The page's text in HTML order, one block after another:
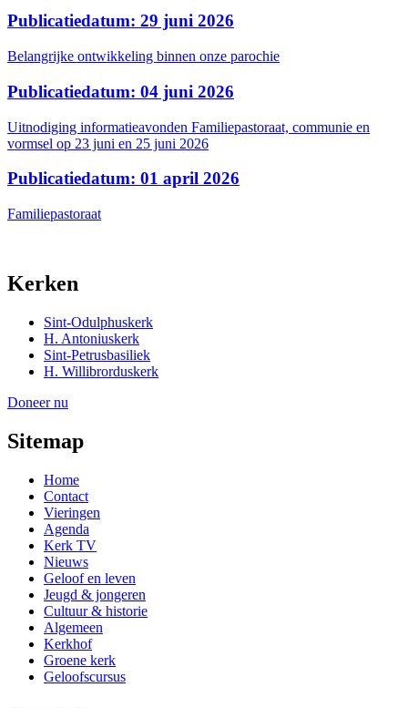
Publicatiedatum: 29 juni 2026
Belangrijke ontwikkeling binnen onze parochie
Publicatiedatum: 04 juni 2026
Uitnodiging informatieavonden Familiepastoraat, communie en
vormsel op 23 juni en 25 juni 2026
Publicatiedatum: 01 april 2026
Familiepastoraat
Kerken
Sint-Odulphuskerk
H. Antoniuskerk
Sint-Petrusbasiliek
H. Willibrorduskerk
Doneer nu
Sitemap
Home
Contact
Vieringen
Agenda
Kerk TV
Nieuws
Geloof en leven
Jeugd & jongeren
Cultuur & historie
Algemeen
Kerkhof
Groene kerk
Geloofscursus